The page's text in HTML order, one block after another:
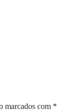
marcados com *